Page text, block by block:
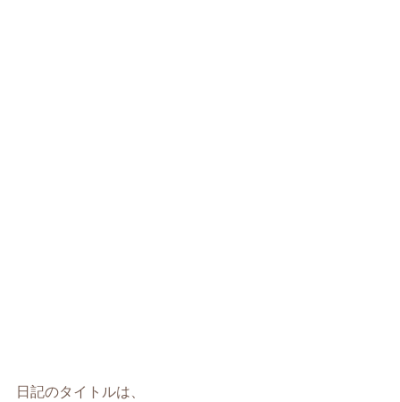
日記のタイトルは、